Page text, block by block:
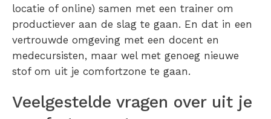
locatie of online) samen met een trainer om
productiever aan de slag te gaan. En dat in een
vertrouwde omgeving met een docent en
medecursisten, maar wel met genoeg nieuwe
stof om uit je comfortzone te gaan.
Veelgestelde vragen over uit je